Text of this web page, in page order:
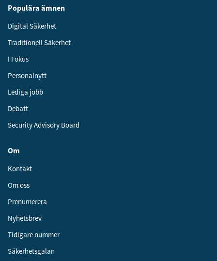
Populära ämnen
Digital Säkerhet
Traditionell Säkerhet
I Fokus
Personalnytt
Lediga jobb
Debatt
Security Advisory Board
Om
Kontakt
Om oss
Prenumerera
Nyhetsbrev
Tidigare nummer
Säkerhetsgalan